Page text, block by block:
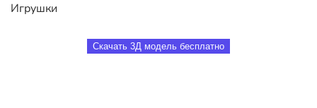
Игрушки
Скачать 3Д модель бесплатно